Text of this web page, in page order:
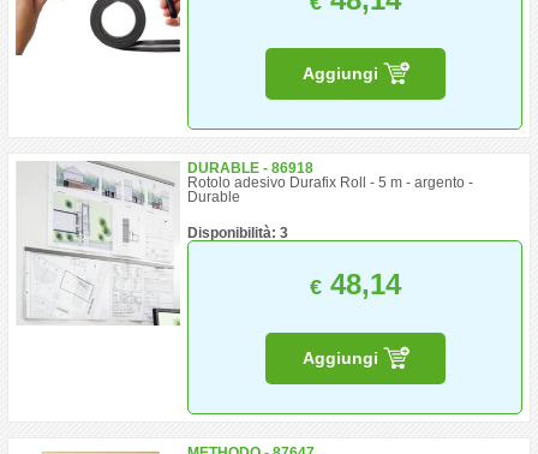
Aggiungi
DURABLE - 86918
Rotolo adesivo Durafix Roll - 5 m - argento -
Durable
Disponibilità: 3
€48,14
Aggiungi